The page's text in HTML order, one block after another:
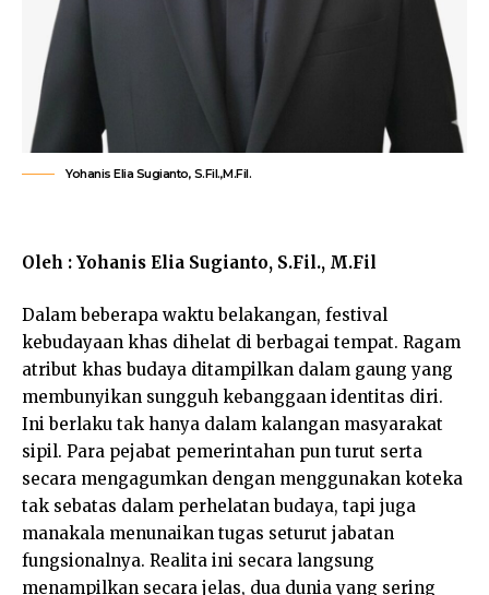
Yohanis Elia Sugianto, S.Fil.,M.Fil.
Oleh : Yohanis Elia Sugianto, S.Fil., M.Fil
Dalam beberapa waktu belakangan, festival
kebudayaan khas dihelat di berbagai tempat. Ragam
atribut khas budaya ditampilkan dalam gaung yang
membunyikan sungguh kebanggaan identitas diri.
Ini berlaku tak hanya dalam kalangan masyarakat
sipil. Para pejabat pemerintahan pun turut serta
secara mengagumkan dengan menggunakan koteka
tak sebatas dalam perhelatan budaya, tapi juga
manakala menunaikan tugas seturut jabatan
fungsionalnya. Realita ini secara langsung
menampilkan secara jelas, dua dunia yang sering